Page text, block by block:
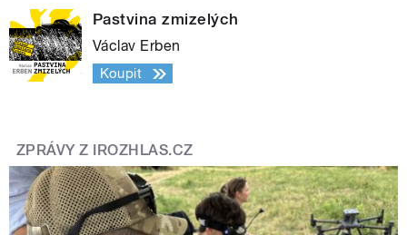
Pastvina zmizelých
Václav Erben
Koupit
ZPRÁVY Z IROZHLAS.CZ